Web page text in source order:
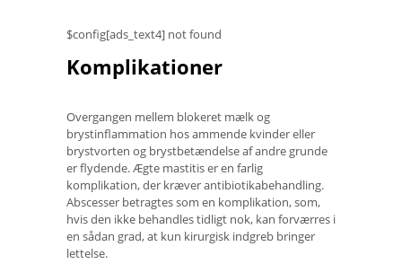
$config[ads_text4] not found
Komplikationer
Overgangen mellem blokeret mælk og
brystinflammation hos ammende kvinder eller
brystvorten og brystbetændelse af andre grunde
er flydende. Ægte mastitis er en farlig
komplikation, der kræver antibiotikabehandling.
Abscesser betragtes som en komplikation, som,
hvis den ikke behandles tidligt nok, kan forværres i
en sådan grad, at kun kirurgisk indgreb bringer
lettelse.